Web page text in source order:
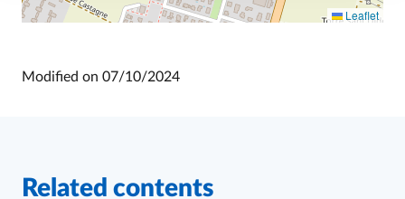
Leaflet
Modified on 07/10/2024
Related contents